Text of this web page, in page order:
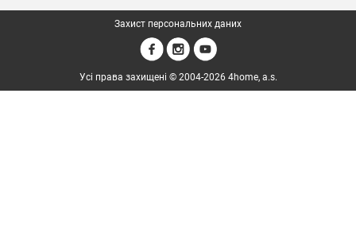
Захист персональних даних
Усі права захищені © 2004-2026 4home, a.s.